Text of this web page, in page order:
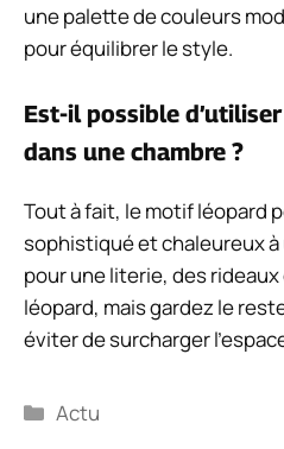
une palette de couleurs
pour équilibrer le style.
Est-il possible
dans une chambre ?
Tout à fait, le motif léopard
sophistiqué et chaleureux
pour une literie, des
léopard, mais gardez le
éviter de surcharger
Catégories
Actu